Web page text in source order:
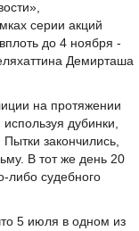
серии акций
до 4 ноября -
Демирташа
на протяжении
дубинки,
закончились,
В тот же день 20
либо судебного
5 июля в одном из